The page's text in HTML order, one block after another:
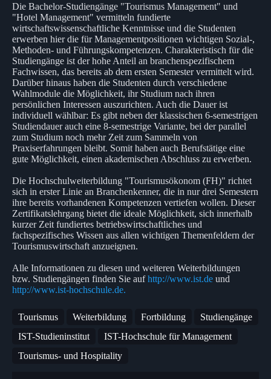
Die Bachelor-Studiengänge "Tourismus Management" und
"Hotel Management" vermitteln fundierte
wirtschaftswissenschaftliche Kenntnisse und die Studenten
erwerben hier die für Managementpositionen wichtigen Sozial-,
Methoden- und Führungskompetenzen. Charakteristisch für die
Studiengänge ist der hohe Anteil an branchenspezifischem
Fachwissen, das bereits ab dem ersten Semester vermittelt wird.
Darüber hinaus haben die Studenten durch verschiedene
Wahlmodule die Möglichkeit, ihr Studium nach ihren
persönlichen Interessen auszurichten. Auch die Dauer ist
individuell wählbar: Es gibt neben der klassischen 6-semestrigen
Studiendauer auch eine 8-semestrige Variante, bei der parallel
zum Studium noch mehr Zeit zum Sammeln von
Praxiserfahrungen bleibt. Somit haben auch Berufstätige eine
gute Möglichkeit, einen akademischen Abschluss zu erwerben.
Die Hochschulweiterbildung "Tourismusökonom (FH)" richtet
sich in erster Linie an Branchenkenner, die in nur drei Semestern
ihre bereits vorhandenen Kompetenzen vertiefen wollen. Dieser
Zertifikatslehrgang bietet die ideale Möglichkeit, sich innerhalb
kurzer Zeit fundiertes betriebswirtschaftliches und
fachspezifisches Wissen aus allen wichtigen Themenfeldern der
Tourismuswirtschaft anzueignen.
Alle Informationen zu diesen und weiteren Weiterbildungen
bzw. Studiengängen finden Sie aufhttp://www.ist.de und
http://www.ist-hochschule.de.
Tourismus Weiterbildung Fortbildung
Studiengänge
IST-Studieninstitut
IST-Hochschule für Management
Tourismus- und Hospitality